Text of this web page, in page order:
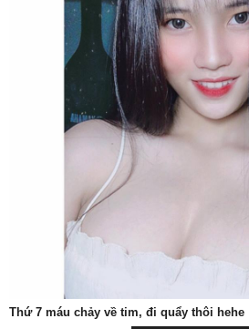
Thứ 7 máu chảy về tim, đi quẩy thôi hehe